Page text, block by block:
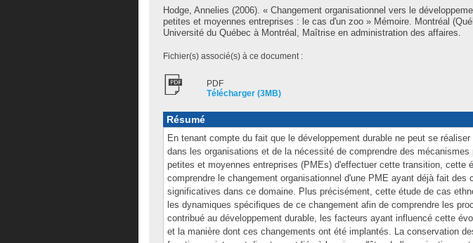
Hodge, Annelies (2006). « Changement organisationnel vers le
petites et moyennes entreprises : le cas d'un zoo » Mémoire. Montréal
Université du Québec à Montréal, Maîtrise en administration des affaires.
Fichier(s) associé(s) à ce document :
PDF
Télécharger (3MB)
Résumé
En tenant compte du fait que le développement durable ne peut se
dans les organisations et de la nécessité de comprendre des mécanismes
petites et moyennes entreprises (PMEs) d'effectuer cette transition, cette
comprendre le changement organisationnel d'une PME ayant déjà fait des
significatives dans ce domaine. Plus précisément, cette étude de cas
les dynamiques spécifiques de ce changement afin de comprendre les
contribué au développement durable, les facteurs ayant influencé cette
et la manière dont ces changements ont été implantés. La conservation